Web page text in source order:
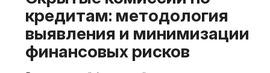
кредитам: методология
выявления и минимизации
финансовых рисков